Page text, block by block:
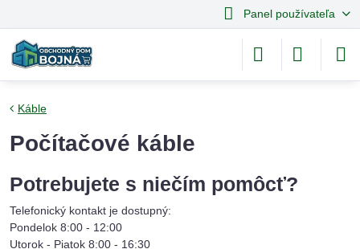
Panel používateľa
Káble
Počítačové káble
Potrebujete s niečím pomôcť?
Telefonický kontakt je dostupný:
Pondelok 8:00 - 12:00
Utorok - Piatok 8:00 - 16:30